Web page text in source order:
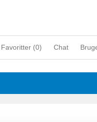
Favoritter (0) Chat